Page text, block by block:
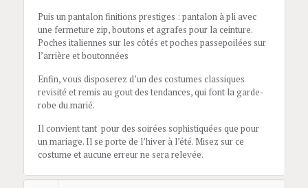
Puis un pantalon finitions prestiges : pantalon à pli avec
une fermeture zip, boutons et agrafes pour la ceinture.
Poches italiennes sur les côtés et poches passepoilées sur
l’arrière et boutonnées
Enfin, vous disposerez d’un des costumes classiques
revisité et remis au gout des tendances, qui font la garde-
robe du marié.
Il convient tant pour des soirées sophistiquées que pour
un mariage. Il se porte de l’hiver à l’été. Misez sur ce
costume et aucune erreur ne sera relevée.